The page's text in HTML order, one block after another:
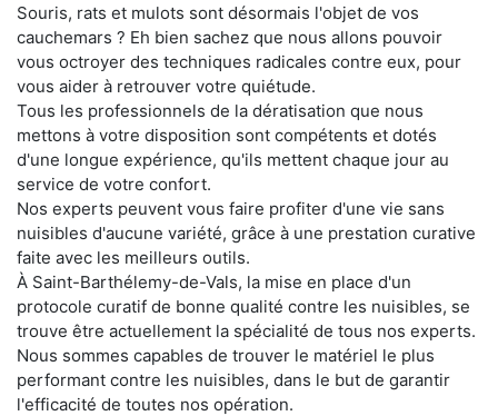
Souris, rats et mulots sont désormais l'objet de vos
cauchemars ? Eh bien sachez que nous allons pouvoir
vous octroyer des techniques radicales contre eux, pour
vous aider à retrouver votre quiétude.
Tous les professionnels de la dératisation que nous
mettons à votre disposition sont compétents et dotés
d'une longue expérience, qu'ils mettent chaque jour au
service de votre confort.
Nos experts peuvent vous faire profiter d'une vie sans
nuisibles d'aucune variété, grâce à une prestation curative
faite avec les meilleurs outils.
À Saint-Barthélemy-de-Vals, la mise en place d'un
protocole curatif de bonne qualité contre les nuisibles, se
trouve être actuellement la spécialité de tous nos experts.
Nous sommes capables de trouver le matériel le plus
performant contre les nuisibles, dans le but de garantir
l'efficacité de toutes nos opération.